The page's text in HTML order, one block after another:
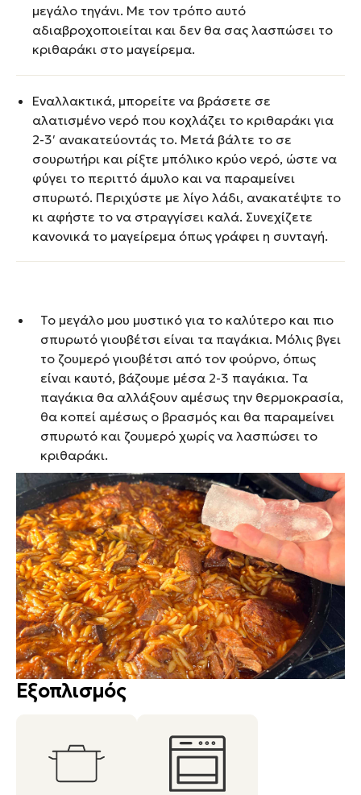
Εξοπλισμός
μεγάλο τηγάνι. Με τον τρόπο αυτό
αδιαβροχοποιείται και δεν θα σας λασπώσει το
κριθαράκι στο μαγείρεμα.
Εναλλακτικά, μπορείτε να βράσετε σε
αλατισμένο νερό που κοχλάζει το κριθαράκι για
2-3′ ανακατεύοντάς το. Μετά βάλτε το σε
σουρωτήρι και ρίξτε μπόλικο κρύο νερό, ώστε να
φύγει το περιττό άμυλο και να παραμείνει
σπυρωτό. Περιχύστε με λίγο λάδι, ανακατέψτε το
κι αφήστε το να στραγγίσει καλά. Συνεχίζετε
κανονικά το μαγείρεμα όπως γράφει η συνταγή.
Το μεγάλο μου μυστικό για το καλύτερο και πιο
σπυρωτό γιουβέτσι είναι τα παγάκια. Μόλις βγει
το ζουμερό γιουβέτσι από τον φούρνο, όπως
είναι καυτό, βάζουμε μέσα 2-3 παγάκια. Τα
παγάκια θα αλλάξουν αμέσως την θερμοκρασία,
θα κοπεί αμέσως ο βρασμός και θα παραμείνει
σπυρωτό και ζουμερό χωρίς να λασπώσει το
κριθαράκι.